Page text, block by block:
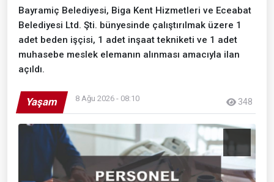
Bayramiç Belediyesi, Biga Kent Hizmetleri ve Eceabat
Belediyesi Ltd. Şti. bünyesinde çalıştırılmak üzere 1
adet beden işçisi, 1 adet inşaat tekniketi ve 1 adet
muhasebe meslek elemanın alınması amacıyla ilan
açıldı.
Yaşam 8 Ağu 2026 - 08:10 348